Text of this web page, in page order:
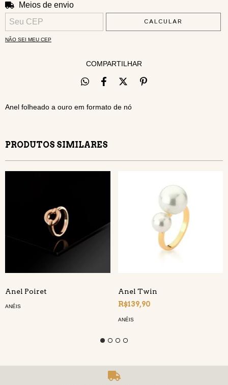
Entregas para o CEP:
Meios de envio
CALCULAR
NÃO SEI MEU CEP
COMPARTILHAR
Anel folheado a ouro em formato de nó
PRODUTOS SIMILARES
Anel Poiret
ANÉIS
Anel Twin
R$139,90
ANÉIS